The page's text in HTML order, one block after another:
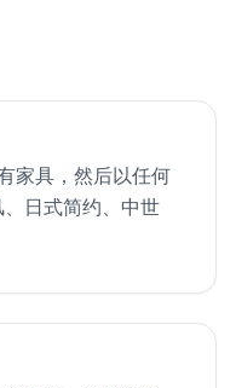
家具，然后以任何
日式简约、中世